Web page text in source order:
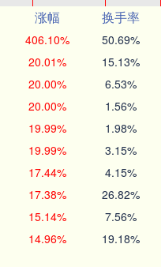
涨幅
换手率
406.10% 50.69%
20.01% 15.13%
20.00% 6.53%
20.00% 1.56%
19.99% 1.98%
19.99% 3.15%
17.44% 4.15%
17.38% 26.82%
15.14% 7.56%
14.96% 19.18%